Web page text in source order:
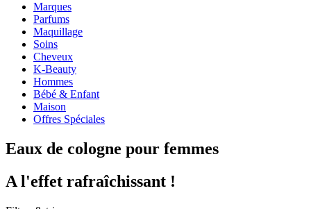
Marques
Parfums
Maquillage
Soins
Cheveux
K-Beauty
Hommes
Bébé & Enfant
Maison
Offres Spéciales
Eaux de cologne pour femmes
A l'effet rafraîchissant !